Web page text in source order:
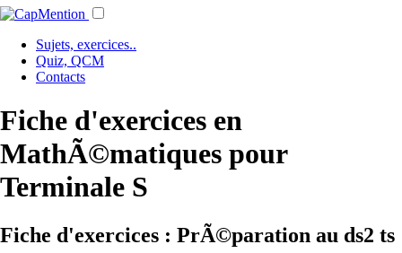
Sujets, exercices..
Quiz, QCM
Contacts
Fiche d'exercices en
MathÃ©matiques pour
Terminale S
Fiche d'exercices : PrÃ©paration au ds2 ts